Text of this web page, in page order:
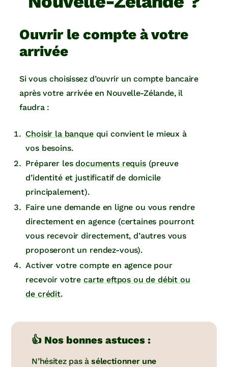
Ouvrir le compte à votre
arrivée
Si vous choisissez d’ouvrir un compte bancaire
après votre arrivée en Nouvelle-Zélande, il
faudra :
Choisir la banquequi convient le mieux à
vos besoins.
Préparer lesdocuments requis(preuve
d’identité et justificatif de domicile
principalement).
Faire une demande en ligne ou vous rendre
directement en agence (certaines pourront
vous recevoir directement, d’autres vous
proposeront un rendez-vous).
Activer votre compte en agence pour
recevoir votre carte eftpos ou de débit ou
de crédit.
👍 Nos bonnes astuces :
N’hésitez pas àsélectionner une